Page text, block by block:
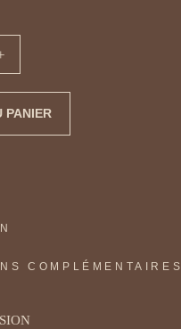
002
PANIER
COMPLÉMENTAIRES